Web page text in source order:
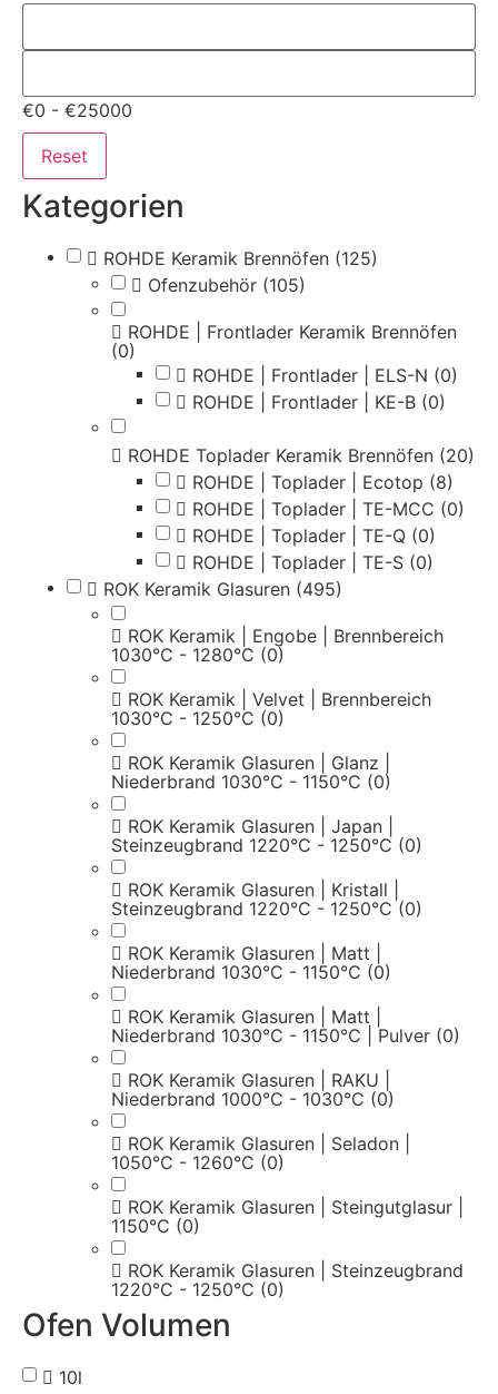
€0 - €25000
Reset
Kategorien
ROHDE Keramik Brennöfen (125)
Ofenzubehör (105)
ROHDE | Frontlader Keramik Brennöfen
(0)
ROHDE | Frontlader | ELS-N (0)
ROHDE | Frontlader | KE-B (0)
ROHDE Toplader Keramik Brennöfen (20)
ROHDE | Toplader | Ecotop (8)
ROHDE | Toplader | TE-MCC (0)
ROHDE | Toplader | TE-Q (0)
ROHDE | Toplader | TE-S (0)
ROK Keramik Glasuren (495)
ROK Keramik | Engobe | Brennbereich
1030°C - 1280°C (0)
ROK Keramik | Velvet | Brennbereich
1030°C - 1250°C (0)
ROK Keramik Glasuren | Glanz |
Niederbrand 1030°C - 1150°C (0)
ROK Keramik Glasuren | Japan |
Steinzeugbrand 1220°C - 1250°C (0)
ROK Keramik Glasuren | Kristall |
Steinzeugbrand 1220°C - 1250°C (0)
ROK Keramik Glasuren | Matt |
Niederbrand 1030°C - 1150°C (0)
ROK Keramik Glasuren | Matt |
Niederbrand 1030°C - 1150°C | Pulver (0)
ROK Keramik Glasuren | RAKU |
Niederbrand 1000°C - 1030°C (0)
ROK Keramik Glasuren | Seladon |
1050°C - 1260°C (0)
ROK Keramik Glasuren | Steingutglasur |
1150°C (0)
ROK Keramik Glasuren | Steinzeugbrand
1220°C - 1250°C (0)
Ofen Volumen
10l